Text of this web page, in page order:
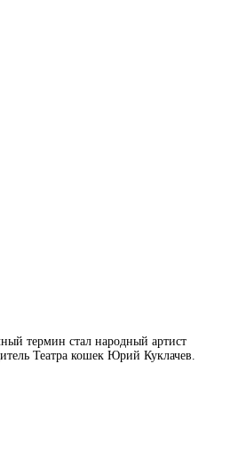
термин стал народный артист
Театра кошек Юрий Куклачев.